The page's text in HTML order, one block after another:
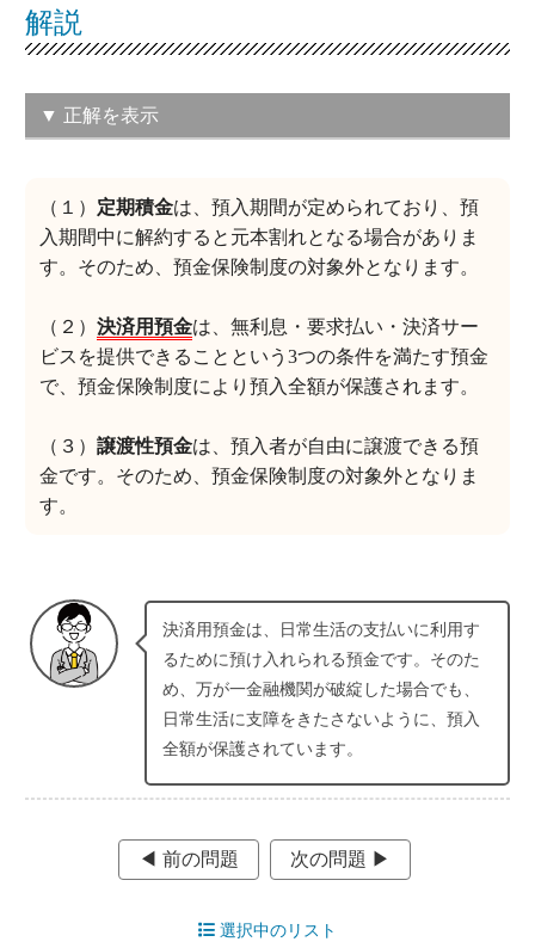
解説
▼ 正解を表示
この問題の正解率：59.7％（やや高い）
（１） 定期積金は、預入期間が定められており、預
入期間中に解約すると元本割れとなる場合がありま
す。そのため、預金保険制度の対象外となります。
（２）決済用預金は、無利息・要求払い・決済サー
ビスを提供できることという3つの条件を満たす預金
で、預金保険制度により預入全額が保護されます。
（３）譲渡性預金は、預入者が自由に譲渡できる預
金です。そのため、預金保険制度の対象外となりま
す。
決済用預金は、日常生活の支払いに利用す
るために預け入れられる預金です。そのた
め、万が一金融機関が破綻した場合でも、
日常生活に支障をきたさないように、預入
全額が保護されています。
◀︎ 前の問題 次の問題 ▶︎
選択中のリスト